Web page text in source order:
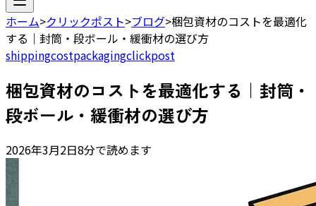
ホーム>クリックポスト>ブログ>梱包資材のコストを最適化
する｜封筒・段ボール・緩衝材の選び方
shippingcostpackagingclickpost
梱包資材のコストを最適化する｜封筒・
段ボール・緩衝材の選び方
2026年3月2日8分で読めます